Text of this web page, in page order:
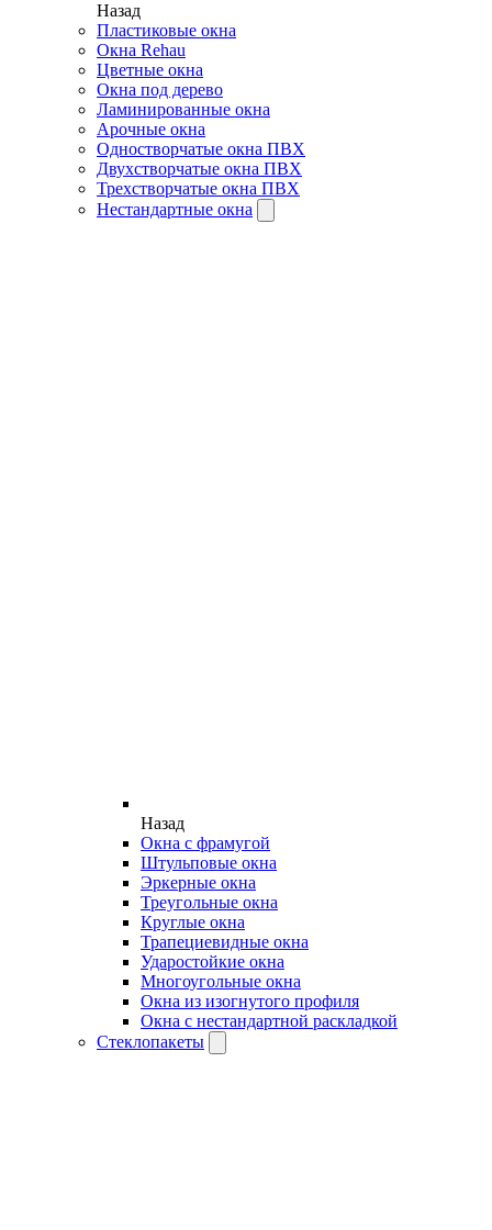
Назад
Пластиковые окна
Окна Rehau
Цветные окна
Окна под дерево
Ламинированные окна
Арочные окна
Одностворчатые окна ПВХ
Двухстворчатые окна ПВХ
Трехстворчатые окна ПВХ
Нестандартные окна
Назад
Окна с фрамугой
Штульповые окна
Эркерные окна
Треугольные окна
Круглые окна
Трапециевидные окна
Ударостойкие окна
Многоугольные окна
Окна из изогнутого профиля
Окна с нестандартной раскладкой
Стеклопакеты